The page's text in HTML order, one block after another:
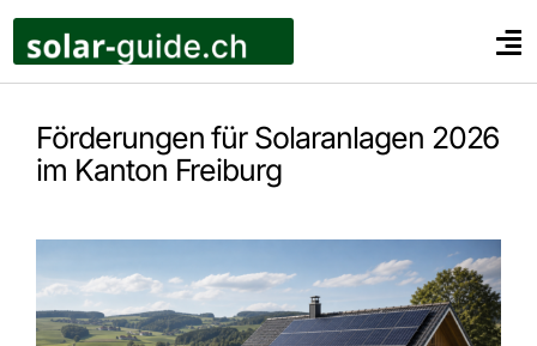
Zum
Inhalt
Unternehmen
Förderungen für Solaranlagen 2026
im Kanton Freiburg